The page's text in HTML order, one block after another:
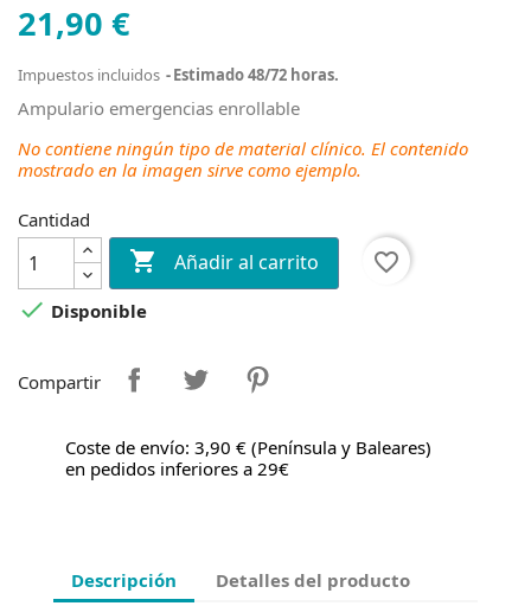
21,90 €
Impuestos incluidos Estimado 48/72 horas.
Ampulario emergencias enrollable
No contiene ningún tipo de material clínico. El contenido
mostrado en la imagen sirve como ejemplo.
Cantidad
 Añadir al carrito
favorite_border
 Disponible
Compartir
Coste de envío: 3,90 € (Península y Baleares)
en pedidos inferiores a 29€
Descripción Detalles del producto